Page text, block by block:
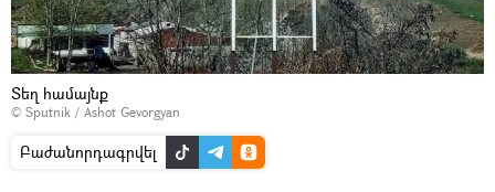
Տեղ համայնք
© Sputnik / Ashot Gevorgyan
Բաժանորդագրվել